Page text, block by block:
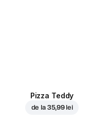
Pizza Teddy
de la 35,99 lei